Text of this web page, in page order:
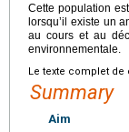
Cette population
lorsqu’il existe un
au cours et au
environnementale.
Le texte complet de
Summary
Aim